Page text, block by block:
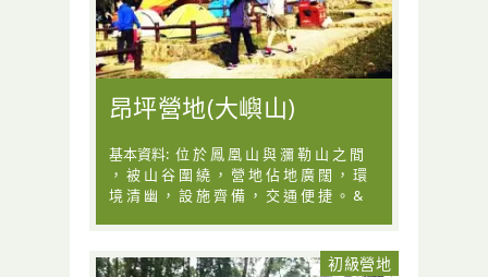
昂坪營地(大嶼山)
基本資料: 位 於 鳳 凰 山 與 瀰 勒 山 之 間
， 被 山 谷 圍 繞 ， 營 地 佔 地 廣 闊 ， 環
境 清 幽 ， 設 施 齊 備 ， 交 通 便 捷 。 &
初級營地